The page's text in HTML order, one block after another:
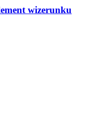
wizerunku